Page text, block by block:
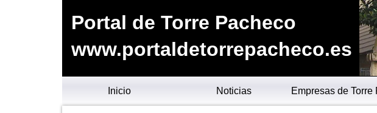
Portal de Torre Pacheco
www.portaldetorrepacheco.es
Inicio Noticias Empresas de Torre